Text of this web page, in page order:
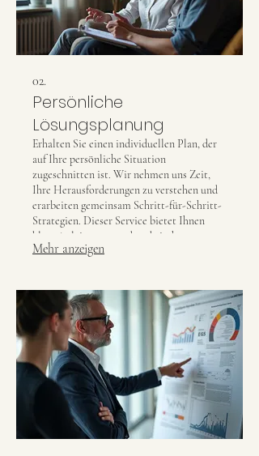
02.
Persönliche
Lösungsplanung
Erhalten Sie einen individuellen Plan, der
auf Ihre persönliche Situation
zugeschnitten ist. Wir nehmen uns Zeit,
Ihre Herausforderungen zu verstehen und
erarbeiten gemeinsam Schritt-für-Schritt-
Strategien. Dieser Service bietet Ihnen
klare Anleitungen und praktische
Empfehlungen für Ihren Erfolg. Freuen Sie
Mehr anzeigen